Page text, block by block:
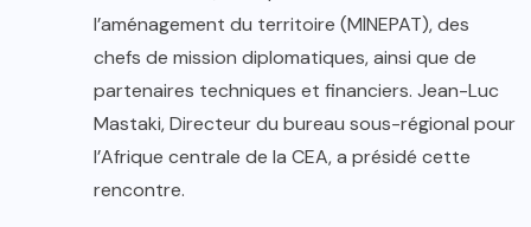
l’aménagement du territoire (MINEPAT), des
chefs de mission diplomatiques, ainsi que de
partenaires techniques et financiers. Jean-Luc
Mastaki, Directeur du bureau sous-régional pour
l’Afrique centrale de la CEA, a présidé cette
rencontre.